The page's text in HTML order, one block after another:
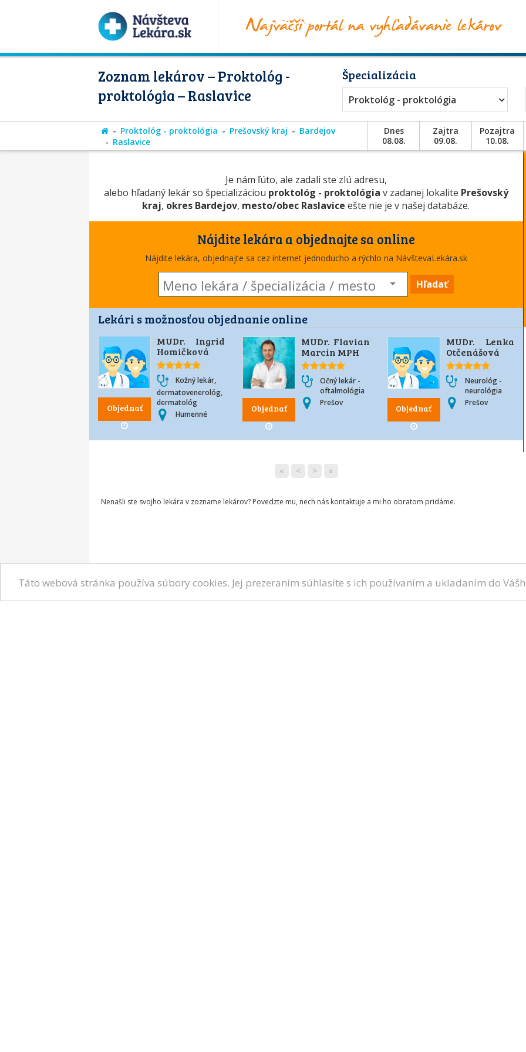
Táto webová stránka používa súbory cookies. Jej prezeraním súhlasíte s ich používaním a ukladaním do
Zoznam lekárov – Proktológ -
proktológia – Raslavice
Špecializácia
Proktológ - proktológia
Proktológ - proktológia Prešovský kraj
Bardejov
Raslavice
Dnes
08.08.
Zajtra
09.08.
Pozajtra
10.08.
Je nám ľúto, ale zadali ste zlú adresu,
alebo hľadaný lekár so špecializáciou proktológ - proktológia v zadanej lokalite Prešovský
kraj, okres Bardejov, mesto/obec Raslavice ešte nie je v našej databáze.
Nájdite lekára a objednajte sa online
Nájdite lekára, objednajte sa cez internet jednoducho a rýchlo na NávštevaLekára.sk
Hľadať
Lekári s možnosťou objednanie online
Objednať
MUDr. Ingrid
Homičková
Kožný lekár,
dermatovenerológ,
dermatológ
Humenné
Objednať
MUDr. Flavian
Marcin MPH
Očný lekár -
oftalmológia
Prešov
Objednať
MUDr. Lenka
Otčenášová
Neurológ -
neurológia
Prešov
« < > »
Nenašli ste svojho lekára v zozname lekárov? Povedzte mu, nech nás kontaktuje a mi ho obratom pridáme.
Zóna pacienta Hľadať lekára O nás Ste lekár? Články Video